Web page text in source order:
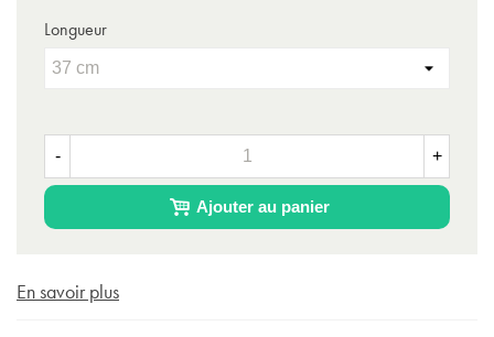
- +
Ajouter au panier
Longueur
En savoir plus